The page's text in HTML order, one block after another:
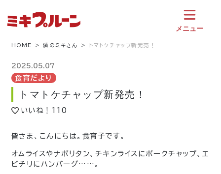
メニュー
HOME 隣のミキさん トマトケチャップ新発売！
2025.05.07
食育だより
トマトケチャップ新発売！
いいね！ 110
皆さま、こんにちは。食育子です。
オムライスやナポリタン、チキンライスにポークチャップ、エ
ビチリにハンバーグ……。